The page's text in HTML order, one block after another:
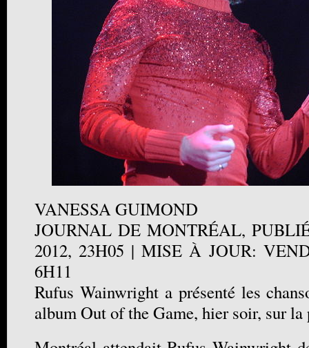
VANESSA GUIMOND
JOURNAL DE MONTRÉAL,
2012, 23H05 | MISE À JOUR:
6H11
Rufus Wainwright a présenté les
album Out of the Game, hier soir, sur la